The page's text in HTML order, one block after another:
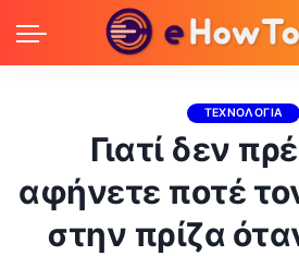
ΤΕΧΝΟΛΟΓΙΑ
Γιατί δεν
αφήνετε ποτέ
στην πρίζα